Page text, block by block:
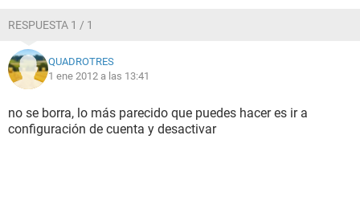
RESPUESTA 1 / 1
QUADROTRES
1 ene 2012 a las 13:41
no se borra, lo más parecido que puedes hacer es ir a
configuración de cuenta y desactivar